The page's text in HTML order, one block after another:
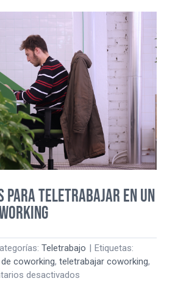
AISLAMIENTO,
SOLEDAD
Y
PRODUCTIVIDAD
para teletrabajar en un
Teletrabajo | Etiquetas:
coworking, teletrabajar coworking,
desactivados